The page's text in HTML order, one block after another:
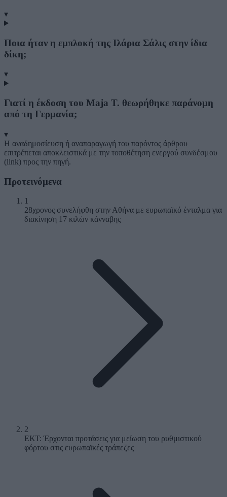
▾
Ποια ήταν η εμπλοκή της Ιλάρια Σάλις στην ίδια
δίκη;
▾
Γιατί η έκδοση του Maja T. θεωρήθηκε παράνομη
από τη Γερμανία;
▾
Η αναδημοσίευση ή αναπαραγωγή του παρόντος άρθρου
επιτρέπεται αποκλειστικά με την τοποθέτηση ενεργού συνδέσμου
(link) προς την πηγή.
Προτεινόμενα
1
28χρονος συνελήφθη στην Αθήνα με ευρωπαϊκό ένταλμα για
διακίνηση 17 κιλών κάνναβης
2
ΕΚΤ: Έρχονται προτάσεις για μείωση του ρυθμιστικού
φόρτου στις ευρωπαϊκές τράπεζες